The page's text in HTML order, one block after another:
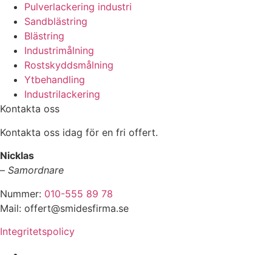
Pulverlackering industri
Sandblästring
Blästring
Industrimålning
Rostskyddsmålning
Ytbehandling
Industrilackering
Kontakta oss
Kontakta oss idag för en fri offert.
Nicklas
– Samordnare
Nummer: 010-555 89 78
Mail: offert@smidesfirma.se
Integritetspolicy